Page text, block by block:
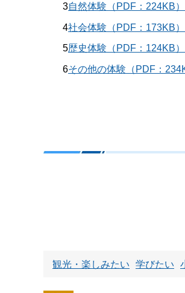
3自然体験（PDF：224KB
4社会体験（PDF：173KB
5歴史体験（PDF：124KB
6その他の体験（PDF：
観光・楽しみたい 学びたい